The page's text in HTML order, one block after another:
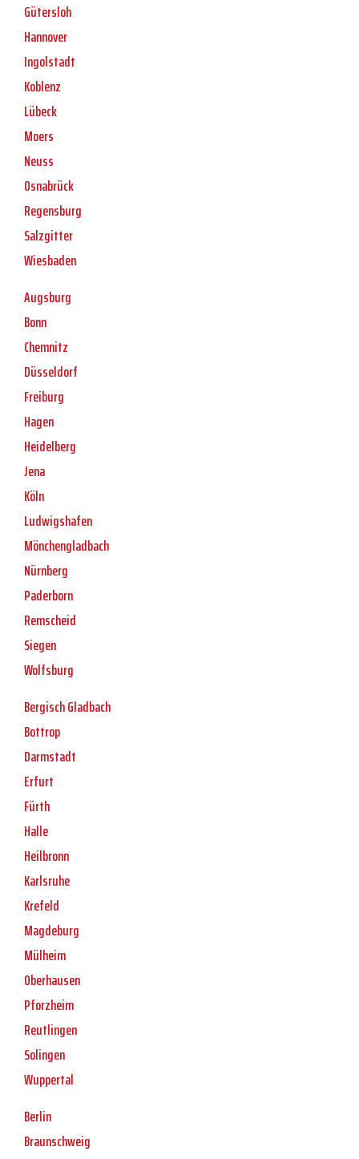
Gütersloh
Hannover
Ingolstadt
Koblenz
Lübeck
Moers
Neuss
Osnabrück
Regensburg
Salzgitter
Wiesbaden
Augsburg
Bonn
Chemnitz
Düsseldorf
Freiburg
Hagen
Heidelberg
Jena
Köln
Ludwigshafen
Mönchengladbach
Nürnberg
Paderborn
Remscheid
Siegen
Wolfsburg
Bergisch Gladbach
Bottrop
Darmstadt
Erfurt
Fürth
Halle
Heilbronn
Karlsruhe
Krefeld
Magdeburg
Mülheim
Oberhausen
Pforzheim
Reutlingen
Solingen
Wuppertal
Berlin
Braunschweig